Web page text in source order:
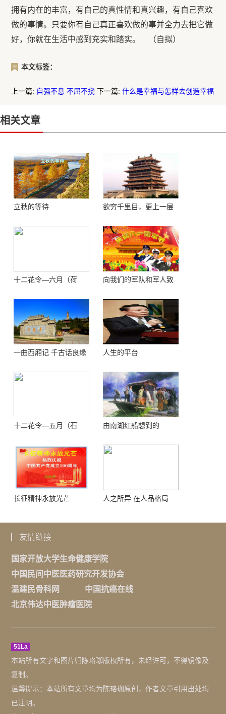
拥有内在的丰富，有自己的真性情和真兴趣，有自己喜欢
做的事情。只要你有自己真正喜欢做的事并全力去把它做
好，你就在生活中感到充实和踏实。 （自拟）
本文标签：
上一篇: 自强不息 不屈不挠 下一篇:什么是幸福与怎样去创造幸福
相关文章
立秋的等待
欲穷千里目，更上一层
十二花令—六月（荷
向我们的军队和军人致
一曲西厢记 千古话良缘 人生的平台
十二花令—五月（石
由南湖红船想到的
长征精神永放光芒 人之所异 在人品格局
友情链接
国家开放大学生命健康学院
中国民间中医医药研究开发协会
温建民骨科网
中国抗癌在线
北京伟达中医肿瘤医院
51La
本站所有文字和图片归陈珞珈版权所有，未经许可，不得镜像及
复制。
温馨提示：本站所有文章均为陈珞珈原创，作者文章引用出处均
已注明。